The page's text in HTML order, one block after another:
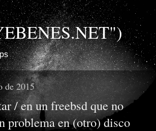
de 2015
/ en un freebsd que no
problema en (otro) disco